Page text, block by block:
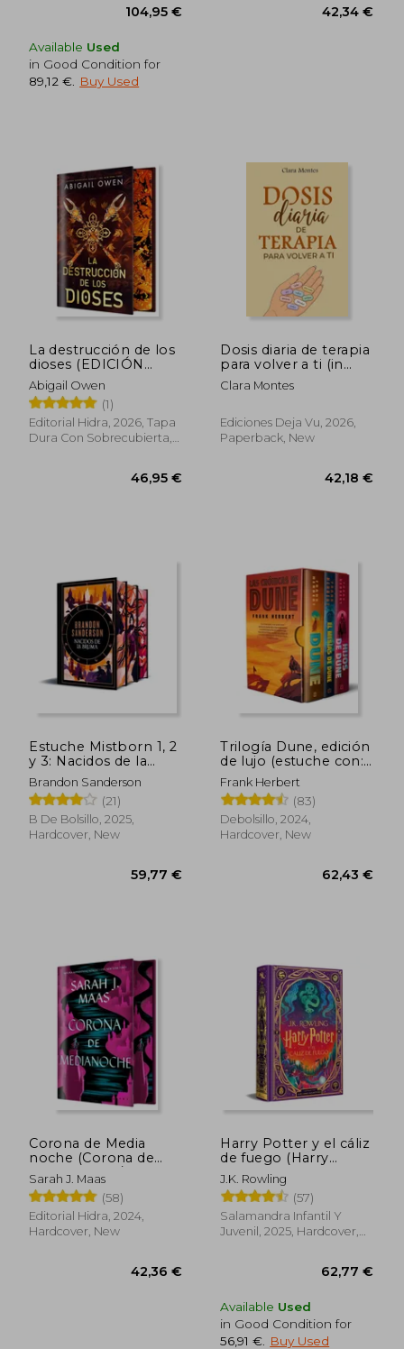
60,58 €
Available Used
in Good Condition for
89,12 €
Buy Used
La destrucción de los
dioses (EDICIÓN
ESPECIAL LIMITADA)
(in Spanish)
Abigail Owen
(1)
Editorial Hidra, 2026, Tapa
Dura Con Sobrecubierta,
Dosis diaria de terapia
para volver a ti (in
Spanish)
Clara Montes
Ediciones Deja Vu, 2026,
Paperback, New
Estuche Mistborn 1, 2
y 3: Nacidos de la
Bruma, El Pozo de la
Ascensión, El Héroe
de las Eras (in
Spanish)
Brandon Sanderson
(21)
B De Bolsillo, 2025,
Hardcover, New
Trilogía Dune, edición
de lujo (estuche con:
Dune | El mesías de
Dune | Hijos de Dune)
(in Spanish)
Frank Herbert
(83)
Debolsillo, 2024,
Hardcover, New
Corona de Media
noche (Corona de
Medianoche / Trono
de Cristal 2) (in
Spanish)
Sarah J. Maas
(58)
Editorial Hidra, 2024,
Hardcover, New
Harry Potter y el cáliz
de fuego (Harry
Potter ediciones
ilustradas interactivas
4) (in Spanish)
J.K. Rowling
(57)
Salamandra Infantil Y
Juvenil, 2025, Hardcover,
Available Used
in Good Condition for
56,91 €
Buy Used